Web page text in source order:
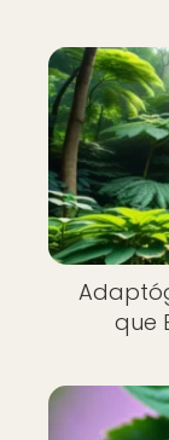
que